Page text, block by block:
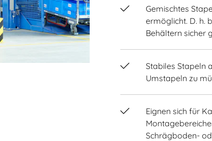
Gemischtes
ermöglicht. D. h.
Behältern sicher
Stabiles Stapeln
Umstapeln zu
Eignen sich für
Schrägboden-